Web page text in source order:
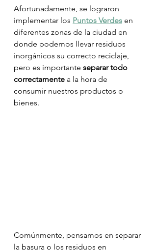
Afortunadamente, se lograron
implementar los Puntos Verdes en
diferentes zonas de la ciudad en
donde podemos llevar residuos
inorgánicos su correcto reciclaje,
pero es importante separar todo
correctamente a la hora de
consumir nuestros productos o
bienes.
Comúnmente, pensamos en separar
la basura o los residuos en